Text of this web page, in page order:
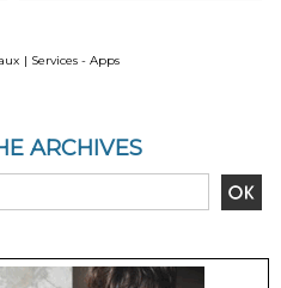
| Services - Apps
ARCHIVES